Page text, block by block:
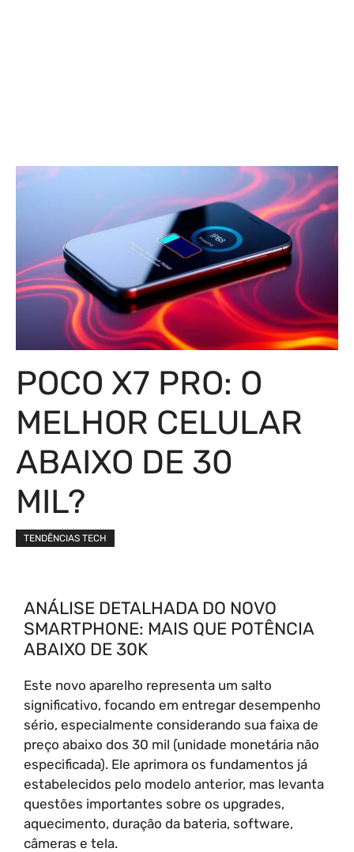
POCO X7 PRO: O
MELHOR CELULAR
ABAIXO DE 30
MIL?
TENDÊNCIAS TECH
ANÁLISE DETALHADA DO NOVO
SMARTPHONE: MAIS QUE POTÊNCIA
ABAIXO DE 30K
Este novo aparelho representa um salto
significativo, focando em entregar desempenho
sério, especialmente considerando sua faixa de
preço abaixo dos 30 mil (unidade monetária não
especificada). Ele aprimora os fundamentos já
estabelecidos pelo modelo anterior, mas levanta
questões importantes sobre os upgrades,
aquecimento, duração da bateria, software,
câmeras e tela.